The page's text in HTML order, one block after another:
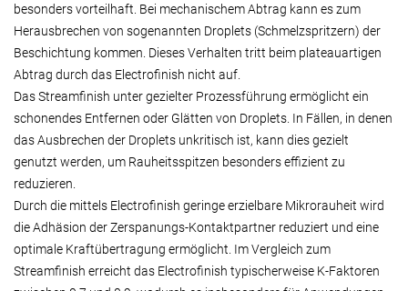
besonders vorteilhaft. Bei mechanischem Abtrag kann es zum
Herausbrechen von sogenannten Droplets (Schmelzspritzern) der
Beschichtung kommen. Dieses Verhalten tritt beim plateauartigen
Abtrag durch das Electrofinish nicht auf.
Das Streamfinish unter gezielter Prozessführung ermöglicht ein
schonendes Entfernen oder Glätten von Droplets. In Fällen, in denen
das Ausbrechen der Droplets unkritisch ist, kann dies gezielt
genutzt werden, um Rauheitsspitzen besonders effizient zu
reduzieren.
Durch die mittels Electrofinish geringe erzielbare Mikrorauheit wird
die Adhäsion der Zerspanungs-Kontaktpartner reduziert und eine
optimale Kraftübertragung ermöglicht. Im Vergleich zum
Streamfinish erreicht das Electrofinish typischerweise K-Faktoren